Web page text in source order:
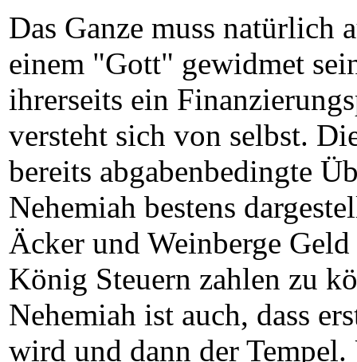
Das Ganze muss natürlich
einem "Gott" gewidmet
ihrerseits ein
versteht sich von selbst.
bereits abgabenbedingte
Nehemiah bestens
Äcker und Weinberge
König Steuern zahlen zu
Nehemiah ist auch, dass
wird und dann der